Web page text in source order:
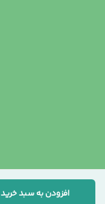
افزودن به سبد خرید